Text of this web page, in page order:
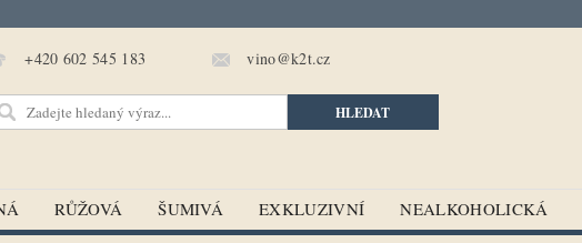
+420 602 545 183 vino@k2t.cz
RŮŽOVÁ ŠUMIVÁ EXKLUZIVNÍ NEALKOHOLICKÁ